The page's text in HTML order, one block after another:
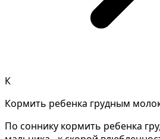
К
Кормить ребенка грудным
По соннику кормить ребенка